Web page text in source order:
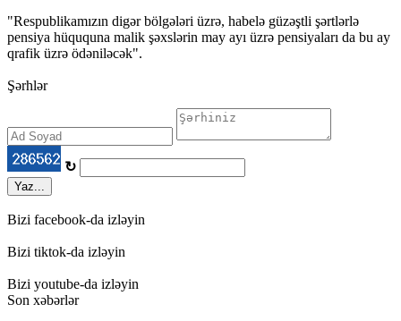
"Respublikamızın digər bölgələri üzrə, habelə güzəştli şərtlərlə
pensiya hüququna malik şəxslərin may ayı üzrə pensiyaları da bu ay
qrafik üzrə ödəniləcək".
Şərhlər
↻
Yaz...
Bizi facebook-da izləyin
Bizi tiktok-da izləyin
Bizi youtube-da izləyin
Son xəbərlər